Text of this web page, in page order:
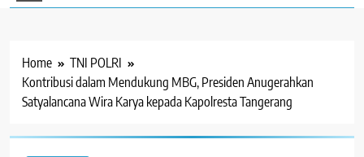
Home
TNI POLRI
Kontribusi dalam Mendukung MBG, Presiden Anugerahkan
Satyalancana Wira Karya kepada Kapolresta Tangerang